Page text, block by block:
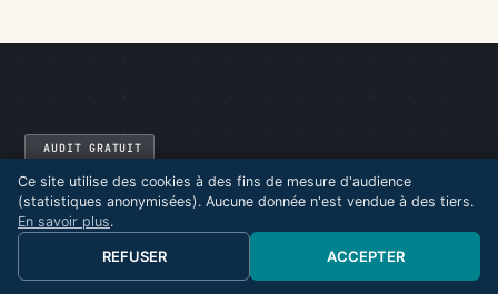
AUDIT GRATUIT
Audit gratuit : je vous dis en 30
min ce qui brûle votre budget.
Sans PowerPoint, sans engagement. Votre compte, en
direct, devant vous. Si Google Ads n'est pas la bonne
Ce site utilise des cookies à des fins de mesure d'audience
(statistiques anonymisées). Aucune donnée n'est vendue à des tiers.
En savoir plus.
REFUSER ACCEPTER